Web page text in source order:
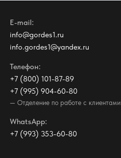
E-mail:
info@gordes1.ru
info.gordes1@yandex.ru
Телефон:
+7 (800) 101-87-89
+7 (995) 904-60-80
— Отделение по работе с клиентами
WhatsApp:
+7 (993) 353-60-80